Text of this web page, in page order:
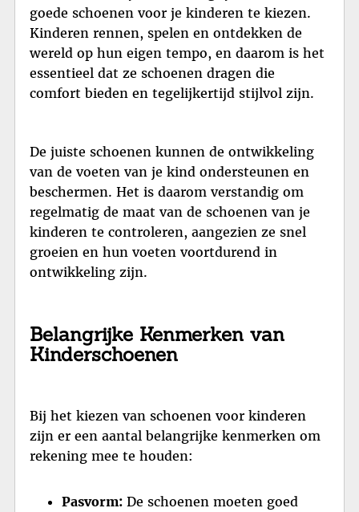
goede schoenen voor je kinderen te kiezen.
Kinderen rennen, spelen en ontdekken de
wereld op hun eigen tempo, en daarom is het
essentieel dat ze schoenen dragen die
comfort bieden en tegelijkertijd stijlvol zijn.
De juiste schoenen kunnen de ontwikkeling
van de voeten van je kind ondersteunen en
beschermen. Het is daarom verstandig om
regelmatig de maat van de schoenen van je
kinderen te controleren, aangezien ze snel
groeien en hun voeten voortdurend in
ontwikkeling zijn.
Belangrijke Kenmerken van
Kinderschoenen
Bij het kiezen van schoenen voor kinderen
zijn er een aantal belangrijke kenmerken om
rekening mee te houden:
Pasvorm: De schoenen moeten goed